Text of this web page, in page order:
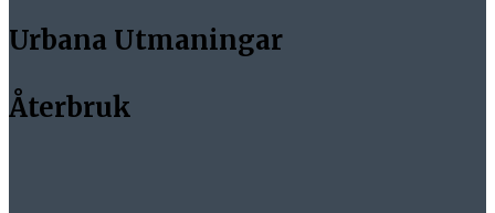
Urbana Utmaningar
Återbruk